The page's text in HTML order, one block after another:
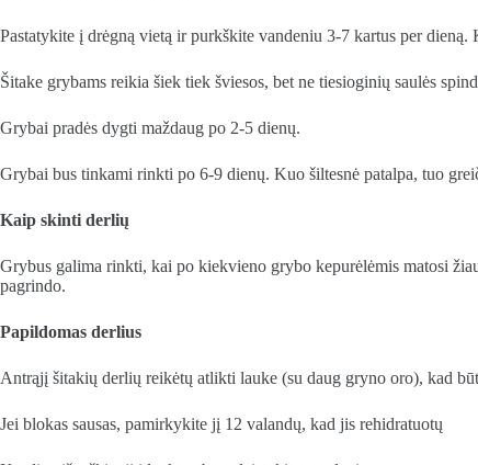
Pastatykite į drėgną vietą ir purkškite vandeniu 3-7 kartus per dieną.
Šitake grybams reikia šiek tiek šviesos, bet ne tiesioginių saulės
Grybai pradės dygti maždaug po 2-5 dienų.
Grybai bus tinkami rinkti po 6-9 dienų. Kuo šiltesnė patalpa, tuo
Kaip skinti derlių
Grybus galima rinkti, kai po kiekvieno grybo kepurėlėmis matosi
pagrindo.
Papildomas derlius
Antrąjį šitakių derlių reikėtų atlikti lauke (su daug gryno oro), kad
Jei blokas sausas, pamirkykite jį 12 valandų, kad jis rehidratuotų